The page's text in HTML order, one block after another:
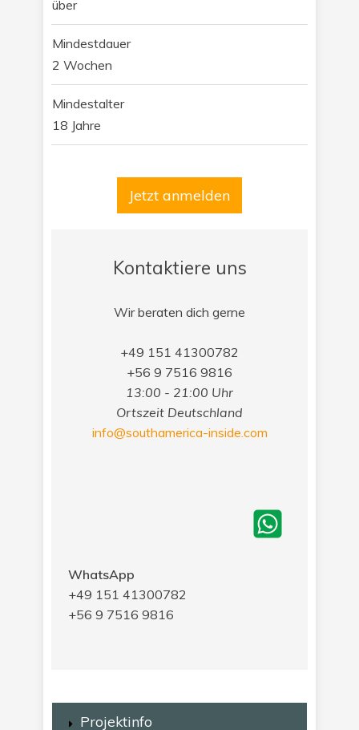
über
Mindestdauer
2 Wochen
Mindestalter
18 Jahre
Jetzt anmelden
Kontaktiere uns
Wir beraten dich gerne
+49 151 41300782
+56 9 7516 9816
13:00 - 21:00 Uhr
Ortszeit Deutschland
info@southamerica-inside.com
WhatsApp
+49 151 41300782
+56 9 7516 9816
Projektinfo